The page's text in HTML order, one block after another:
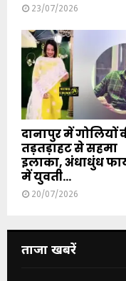
23/07/2026
दानापुर में गोलियों
तड़तड़ाहट से सहमा
इलाका, अंधाधुंध
में युवती...
20/07/2026
ताजा खबरें